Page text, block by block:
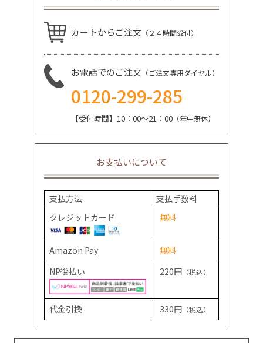
カートからご注文 （２４時間受付）
お電話でのご注文 （ご注文専用ダイヤル）
0120-299-285
【受付時間】10：00～21：00 （年中無休）
お支払いについて
支払方法
支払手数料
クレジットカード
無料
Amazon Pay
無料
NP後払い
220円 （税込）
代金引換 330円 （税込）